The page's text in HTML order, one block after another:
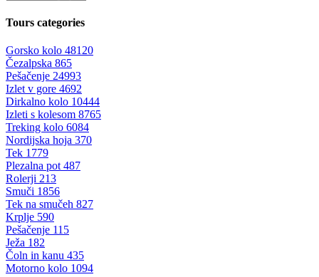
Tours categories
Gorsko kolo 48120
Čezalpska 865
Pešačenje 24993
Izlet v gore 4692
Dirkalno kolo 10444
Izleti s kolesom 8765
Treking kolo 6084
Nordijska hoja 370
Tek 1779
Plezalna pot 487
Rolerji 213
Smuči 1856
Tek na smučeh 827
Krplje 590
Pešačenje 115
Ježa 182
Čoln in kanu 435
Motorno kolo 1094